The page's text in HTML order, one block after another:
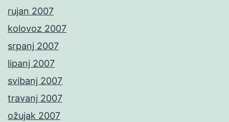
rujan 2007
kolovoz 2007
srpanj 2007
lipanj 2007
svibanj 2007
travanj 2007
ožujak 2007